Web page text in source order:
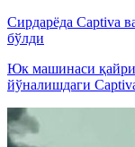
Сирдарёда Captiva
бўлди
Юк машинаси
йўналишдаги